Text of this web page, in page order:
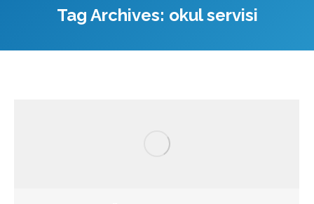
Tag Archives: okul servisi